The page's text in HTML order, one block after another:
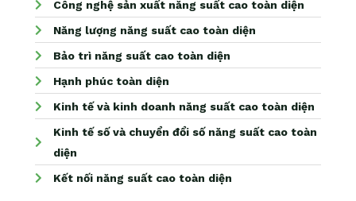
Công nghệ sản xuất năng suất cao toàn diện
Năng lượng năng suất cao toàn diện
Bảo trì năng suất cao toàn diện
Hạnh phúc toàn diện
Kinh tế và kinh doanh năng suất cao toàn diện
Kinh tế số và chuyển đổi số năng suất cao toàn
diện
Kết nối năng suất cao toàn diện